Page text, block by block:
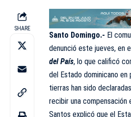
SHARE
Santo Domingo.- El
denunció este jueves, en
del País, lo que calificó
del Estado dominicano
tierras han sido
recibir una compensación
Santos explicó que el